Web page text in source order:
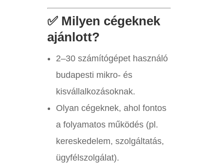
✅ Milyen cégeknek
ajánlott?
2–30 számítógépet használó
budapesti mikro- és
kisvállalkozásoknak.
Olyan cégeknek, ahol fontos
a folyamatos működés (pl.
kereskedelem, szolgáltatás,
ügyfélszolgálat).